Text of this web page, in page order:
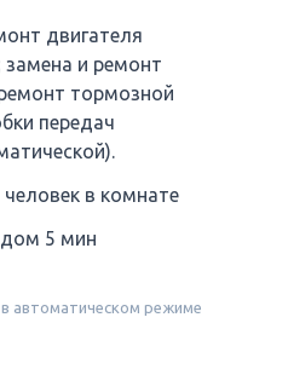
двигателя
замена и ремонт
тормозной
передач
в комнате
5 мин
автоматическом режиме